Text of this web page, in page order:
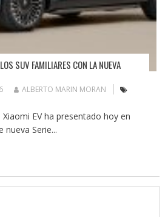
SUV FAMILIARES CON LA NUEVA
ALBERTO MARIN MORAN
EV ha presentado hoy en
nueva Serie...